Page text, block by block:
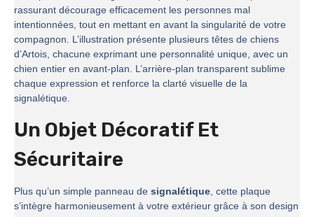
rassurant décourage efficacement les personnes mal
intentionnées, tout en mettant en avant la singularité de votre
compagnon. L’illustration présente plusieurs têtes de chiens
d’Artois, chacune exprimant une personnalité unique, avec un
chien entier en avant-plan. L’arrière-plan transparent sublime
chaque expression et renforce la clarté visuelle de la
signalétique.
Un Objet Décoratif Et
Sécuritaire
Plus qu’un simple panneau de signalétique, cette plaque
s’intègre harmonieusement à votre extérieur grâce à son design